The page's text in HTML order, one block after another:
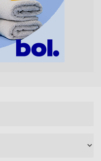
up & visagie,
het trimmen van
zoekresultaten
filter en u